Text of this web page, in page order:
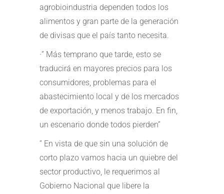
agrobioindustria dependen todos los
alimentos y gran parte de la generación
de divisas que el país tanto necesita.
·” Más temprano que tarde, esto se
traducirá en mayores precios para los
consumidores, problemas para el
abastecimiento local y de los mercados
de exportación, y menos trabajo. En fin,
un escenario donde todos pierden”
” En vista de que sin una solución de
corto plazo vamos hacia un quiebre del
sector productivo, le requerimos al
Gobierno Nacional que libere la